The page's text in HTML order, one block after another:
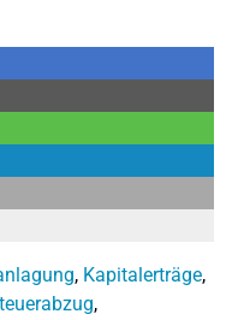
, Kapitalerträge,
,